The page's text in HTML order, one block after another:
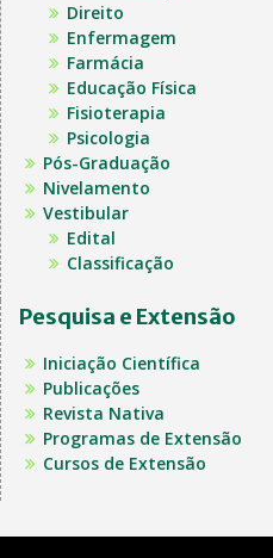
Direito
Enfermagem
Farmácia
Educação Física
Fisioterapia
Psicologia
Pós-Graduação
Nivelamento
Vestibular
Edital
Classificação
Pesquisa e Extensão
Iniciação Científica
Publicações
Revista Nativa
Programas de Extensão
Cursos de Extensão